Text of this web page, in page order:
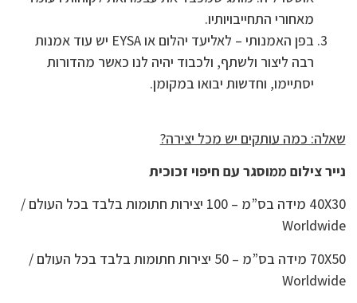
מאחורי התחייבויותיו.
בפן האמנותי – לאליעד יהלום או EYSA יש עוד אמנות
רבה ליצור ולשתף, ולכבוד יהיה לנו כאשר מהדורות
יסתיימו, וחדשות יבואו במקומן.
שאלה: כמה עותקים יש מכל יצירה?
נייר צילום ממוסגר עם חיפוי זכוכית
40X30 מידה בס”מ – 100 יצירות חתומות בלבד בכל העולם /
Worldwide
70X50 מידה בס”מ – 50 יצירות חתומות בלבד בכל העולם /
Worldwide